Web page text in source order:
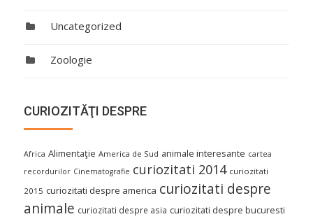
Uncategorized
Zoologie
CURIOZITĂŢI DESPRE
Africa Alimentaţie America de Sud animale interesante cartea
recordurilor Cinematografie curiozitati 2014 curiozitati
2015 curiozitati despre america curiozitati despre
animale curiozitati despre asia curiozitati despre bucuresti